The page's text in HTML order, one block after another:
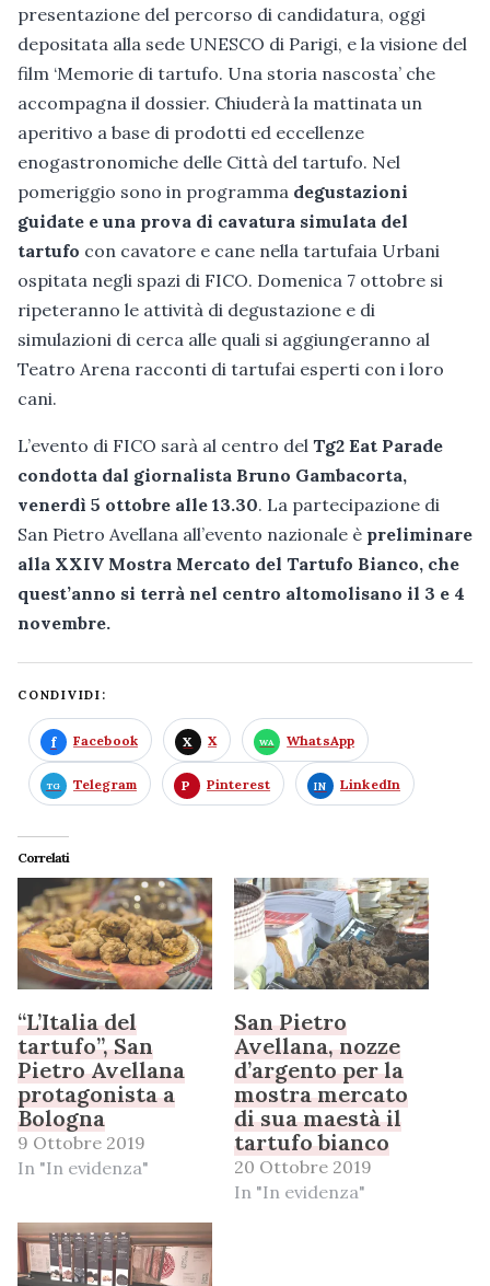
presentazione del percorso di candidatura, oggi
depositata alla sede UNESCO di Parigi, e la visione del
film ‘Memorie di tartufo. Una storia nascosta’ che
accompagna il dossier. Chiuderà la mattinata un
aperitivo a base di prodotti ed eccellenze
enogastronomiche delle Città del tartufo. Nel
pomeriggio sono in programma degustazioni
guidate e una prova di cavatura simulata del
tartufo con cavatore e cane nella tartufaia Urbani
ospitata negli spazi di FICO. Domenica 7 ottobre si
ripeteranno le attività di degustazione e di
simulazioni di cerca alle quali si aggiungeranno al
Teatro Arena racconti di tartufai esperti con i loro
cani.
L’evento di FICO sarà al centro del Tg2 Eat Parade
condotta dal giornalista Bruno Gambacorta,
venerdì 5 ottobre alle 13.30. La partecipazione di
San Pietro Avellana all’evento nazionale è preliminare
alla XXIV Mostra Mercato del Tartufo Bianco, che
quest’anno si terrà nel centro altomolisano il 3 e 4
novembre.
CONDIVIDI:
Facebook X WhatsApp
Telegram Pinterest LinkedIn
Correlati
“L’Italia del
tartufo”, San
Pietro Avellana
protagonista a
Bologna
9 Ottobre 2019
In "In evidenza"
San Pietro
Avellana, nozze
d’argento per la
mostra mercato
di sua maestà il
tartufo bianco
20 Ottobre 2019
In "In evidenza"